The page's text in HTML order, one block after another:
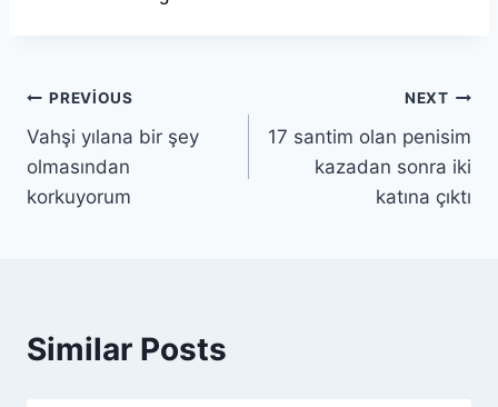
PREVIOUS
Vahşi yılana bir şey
olmasından
korkuyorum
NEXT
17 santim olan penisim
kazadan sonra iki
katına çıktı
Similar Posts